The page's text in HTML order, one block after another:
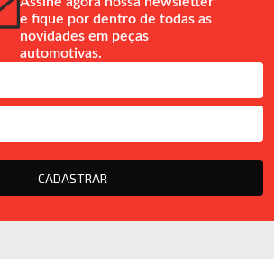
e fique por dentro de todas as
novidades em peças
automotivas.
CADASTRAR